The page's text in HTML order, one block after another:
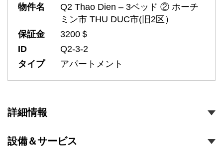
物件名
Q2 Thao Dien – 3ベッド ② ホーチ
ミン市 THU DUC市(旧2区）
保証金
3200＄
ID
Q2-3-2
タイプ
アパートメント
詳細情報
設備＆サービス